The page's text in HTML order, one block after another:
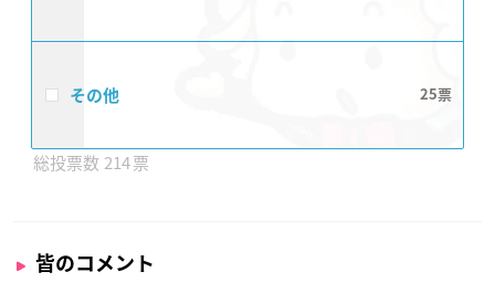
その他 25
214
皆のコメント